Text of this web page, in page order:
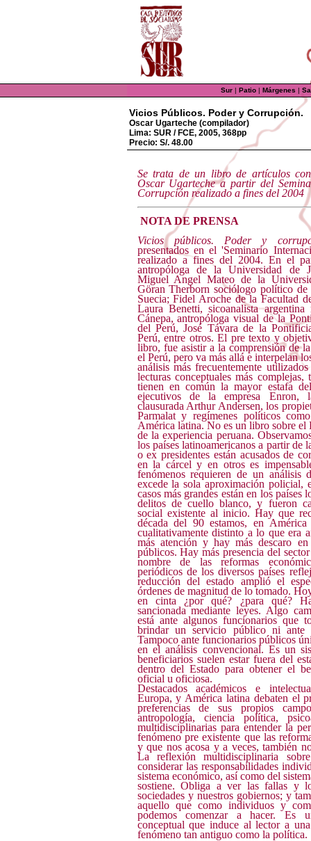
Sur| Patio| Márgenes |
Vicios Públicos. Poder y Corrupción.
Oscar Ugarteche (compilador)
Lima: SUR / FCE, 2005, 368pp
Precio: S/. 48.00
Se trata de un libro de artículos
Oscar Ugarteche a partir del
Corrupción realizado a fines del 2004
NOTA DE PRENSA
Vicios públicos. Poder y
presentados en el 'Seminario
realizado a fines del 2004. En el
antropóloga de la Universidad de
Miguel Angel Mateo de la
Göran Therborn sociólogo político
Suecia; Fidel Aroche de la Facultad
Laura Benetti, sicoanalista
Cánepa, antropóloga visual de la
del Perú, José Távara de la
Perú, entre otros. El pre texto y
libro, fue asistir a la comprensión de
el Perú, pero va más allá e interpelan
análisis más frecuentemente
lecturas conceptuales más complejas,
tienen en común la mayor estafa
ejecutivos de la empresa Enron,
clausurada Arthur Andersen, los
Parmalat y regímenes políticos
América latina. No es un libro sobre el
de la experiencia peruana.
los países latinoamericanos a partir de
o ex presidentes están acusados de
en la cárcel y en otros es
fenómenos requieren de un análisis
excede la sola aproximación policial,
casos más grandes están en los países
delitos de cuello blanco, y fueron
social existente al inicio. Hay que
década del 90 estamos, en
cualitativamente distinto a lo que era
más atención y hay más descaro
públicos. Hay más presencia del
nombre de las reformas
periódicos de los diversos países
reducción del estado amplió el
órdenes de magnitud de lo tomado.
en cinta ¿por qué? ¿para qué?
sancionada mediante leyes. Algo
está ante algunos funcionarios que
brindar un servicio público ni ante
Tampoco ante funcionarios públicos
en el análisis convencional. Es un
beneficiarios suelen estar fuera del
dentro del Estado para obtener el
oficial u oficiosa.
Destacados académicos e
Europa, y América latina debaten el
preferencias de sus propios
antropología, ciencia política,
multidisciplinarias para entender la
fenómeno pre existente que las
y que nos acosa y a veces, también
La reflexión multidisciplinaria
considerar las responsabilidades
sistema económico, así como del
sostiene. Obliga a ver las fallas y
sociedades y nuestros gobiernos; y
aquello que como individuos y
podemos comenzar a hacer. Es
conceptual que induce al lector a
fenómeno tan antiguo como la política.